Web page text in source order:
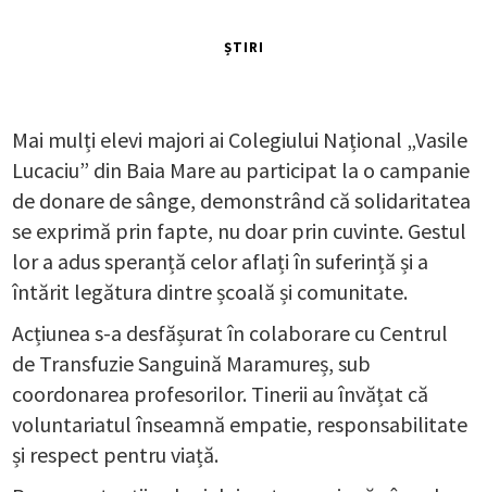
ȘTIRI
Mai mulți elevi majori ai Colegiului Național „Vasile
Lucaciu” din Baia Mare au participat la o campanie
de donare de sânge, demonstrând că solidaritatea
se exprimă prin fapte, nu doar prin cuvinte. Gestul
lor a adus speranță celor aflați în suferință și a
întărit legătura dintre școală și comunitate.
Acțiunea s-a desfășurat în colaborare cu Centrul
de Transfuzie Sanguină Maramureș, sub
coordonarea profesorilor. Tinerii au învățat că
voluntariatul înseamnă empatie, responsabilitate
și respect pentru viață.